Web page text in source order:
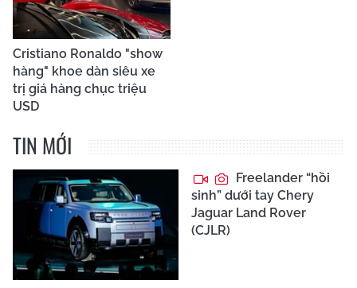
Cristiano Ronaldo "show
hàng" khoe dàn siêu xe
trị giá hàng chục triệu
USD
TIN MỚI
Freelander “hồi
sinh” dưới tay Chery
Jaguar Land Rover
(CJLR)